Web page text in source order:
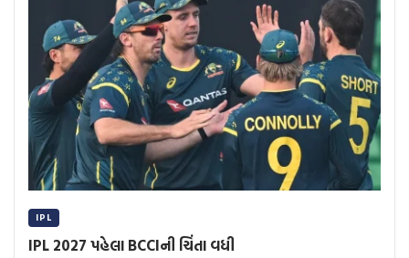
IPL
IPL 2027 પહેલા BCCIની ચિંતા વધી